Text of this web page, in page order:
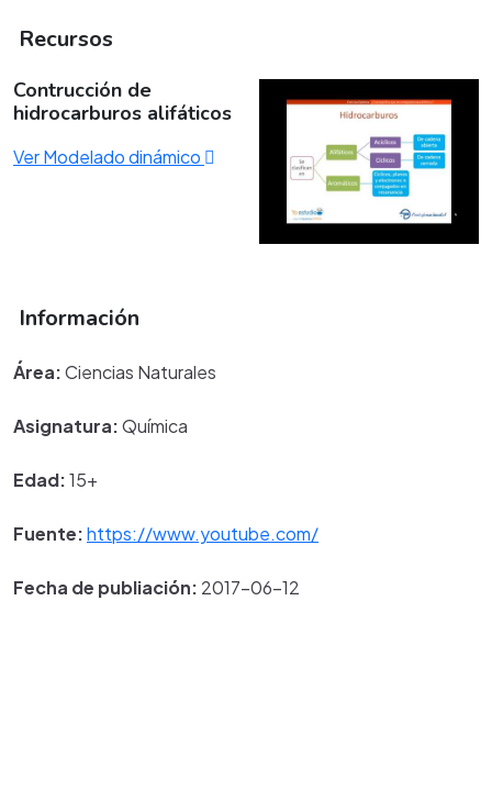
Recursos
Contrucción de
hidrocarburos alifáticos
Ver Modelado dinámico
Información
Área:Ciencias Naturales
Asignatura:Química
Edad:15+
Fuente:https://www.youtube.com/
Fecha de publiación: 2017-06-12